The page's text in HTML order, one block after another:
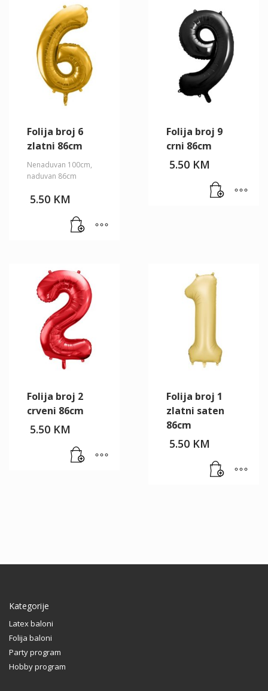
Folija broj 6
zlatni 86cm
Nenaduvan 100cm,
naduvan 86cm
5.50 KM
Folija broj 9
crni 86cm
5.50 KM
Folija broj 2
crveni 86cm
5.50 KM
Folija broj 1
zlatni saten
86cm
5.50 KM
Kategorije
Latex baloni
Folija baloni
Party program
Hobby program